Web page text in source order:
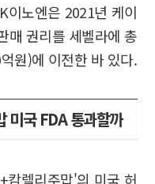
이노엔은 2021년 케이
매 권리를 세벨라에 총
원)에 이전한 바 있다.
미국 FDA 통과할까
캄렐리주맙'의 미국 허